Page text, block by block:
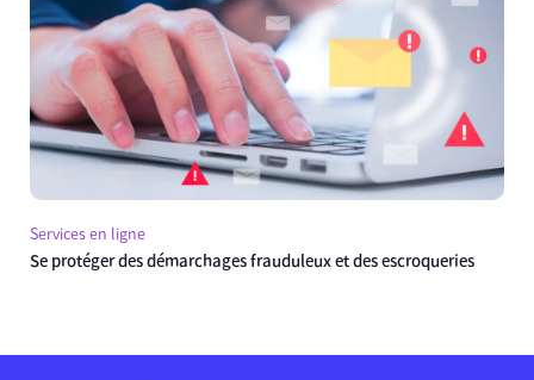
Services en ligne
Se protéger des démarchages frauduleux et des escroqueries